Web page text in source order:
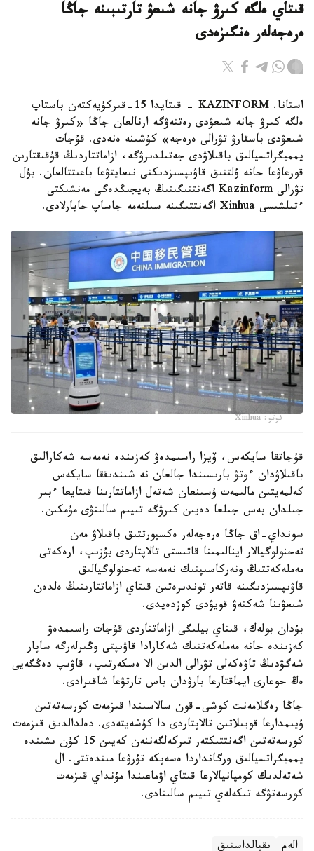
قىتاي ەلگە كىرۋ جانە شىعۋ تارتىبىنە جاڭا
ەرەجەلەر ەنگىزەدى
استانا. KAZINFORM - قىتايدا 15-قىركۇيەكتەن باستاپ
ەلگە كىرۋ جانە شىعۋدى رەتتەۋگە ارنالعان جاڭا «كىرۋ جانە
شىعۋدى باسقارۋ تۋرالى ەرەجە» كۇشىنە ەنەدى. قۇجات
يمميگراتسيالىق باقىلاۋدى جەتىلدىرۋگە، ازاماتتاردىڭ قۇقىقتارىن
قورعاۋعا جانە ۇلتتىق قاۋىپسىزدىكتى نىعايتۋعا باعىتتالعان. بۇل
تۋرالى Kazinform اگەنتتىگىنىڭ بەيجىڭدەگى مەنشىكتى
ءتىلشىسى Xinhua اگەنتتىگىنە سىلتەمە جاساپ حابارلادى.
فوتو: Xinhua
قۇجاتقا سايكەس، ۆيزا راسىمدەۋ كەزىندە نەمەسە شەكارالىق
باقىلاۋدان ءوتۋ بارىسىندا جالعان نە شىندىققا سايكەس
كەلمەيتىن مالىمەت ۇسىنعان شەتەل ازاماتتارىنا قىتايعا ءبىر
جىلدان بەس جىلعا دەيىن كىرۋگە تىيىم سالىنۋى مۇمكىن.
سونداي-اق جاڭا ەرەجەلەر ەكسپورتتىق باقىلاۋ مەن
تەحنولوگيالار اينالىمىنا قاتىستى تالاپتاردى بۇزىپ، ارەكەتى
مەملەكەتتىڭ ونەركاسىپتىك نەمەسە تەحنولوگيالىق
قاۋىپسىزدىگىنە قاتەر توندىرەتىن قىتاي ازاماتتارىنىڭ ەلدەن
شىعۋىنا شەكتەۋ قويۋدى كوزدەيدى.
بۇدان بولەك، قىتاي بيلىگى ازاماتتاردى قۇجات راسىمدەۋ
كەزىندە جانە مەملەكەتتىك شەكارادا قاۋىپتى وڭىرلەرگە ساپار
شەگۋدىڭ تاۋەكەلى تۋرالى الدىن الا ەسكەرتىپ، قاۋىپ دەڭگەيى
ەڭ جوعارى ايماقتارعا بارۋدان باس تارتۋعا شاقىرادى.
جاڭا رەگلامەنت كوشى-قون سالاسىندا قىزمەت كورسەتەتىن
ۇيىمدارعا قويىلاتىن تالاپتاردى دا كۇشەيتەدى. دەلدالدىق قىزمەت
كورسەتەتىن اگەنتتىكتەر تىركەلگەننەن كەيىن 15 كۇن ىشىندە
يمميگراتسيالىق ورگانداردا ەسەپكە تۇرۋعا مىندەتتى. ال
شەتەلدىك كومپانيالارعا قىتاي اۋماعىندا مۇنداي قىزمەت
كورسەتۋگە تىكەلەي تىيىم سالىنادى.
الەم ىقپالداستىق